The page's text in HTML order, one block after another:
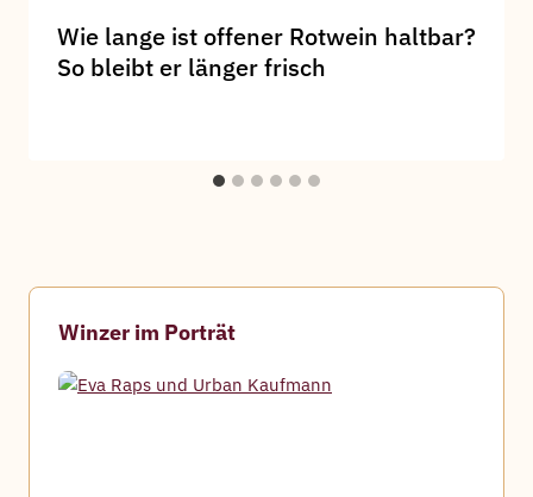
Wie lange ist offener Rotwein haltbar?
So bleibt er länger frisch
Winzer im Porträt